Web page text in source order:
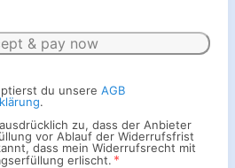
& pay now
du unsere AGB
.
zu, dass der Anbieter
vor Ablauf der Widerrufsfrist
dass mein Widerrufsrecht mit
erlischt. *